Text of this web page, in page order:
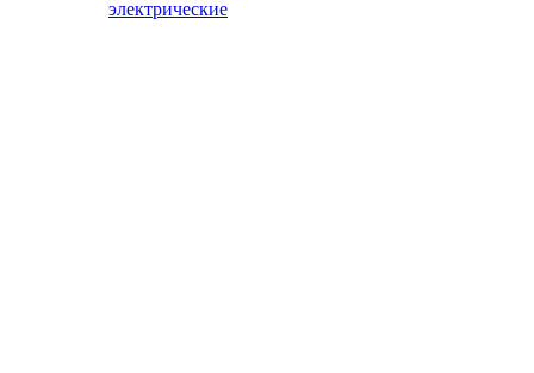
электрические